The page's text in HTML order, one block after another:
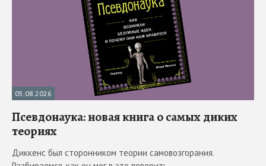
05.08.2026
Псевдонаука: новая книга о самых диких
теориях
Диккенс был сторонником теории самовозгорания.